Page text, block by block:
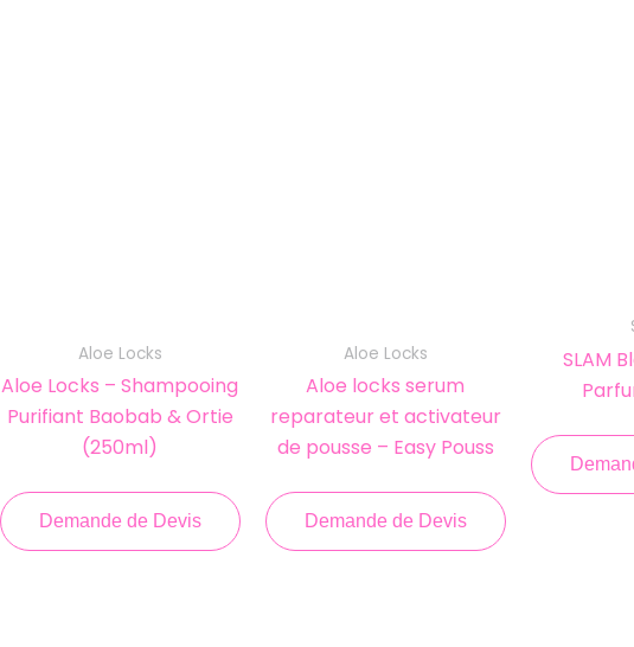
Aloe Locks
Aloe Locks – Shampooing
Purifiant Baobab & Ortie
(250ml)
Demande de Devis
Aloe Locks
Aloe locks serum
reparateur et activateur
de pousse – Easy Pouss
Demande de Devis
SLAM